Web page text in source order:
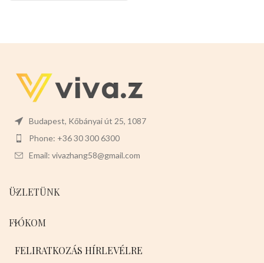
Budapest, Kőbányai út 25, 1087
Phone: +36 30 300 6300
Email: vivazhang58@gmail.com
ÜZLETÜNK
FIÓKOM
FELIRATKOZÁS HÍRLEVÉLRE